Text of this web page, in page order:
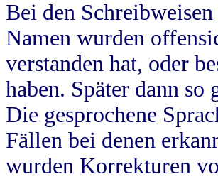
Bei den
Namen wurden
verstanden hat, oder
haben. Später dann
Die gesprochene
Fällen bei denen
wurden Korrekturen